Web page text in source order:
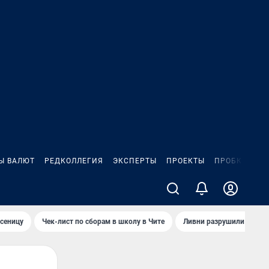
ВАЛЮТ РЕДКОЛЛЕГИЯ ЭКСПЕРТЫ ПРОЕКТЫ ПРОБКИ
Чек-лист по сборам в школу в Чите Ливни разрушили